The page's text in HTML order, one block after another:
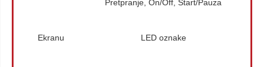
Pretpranje, On/Off, Start/Pauza
Ekranu LED oznake